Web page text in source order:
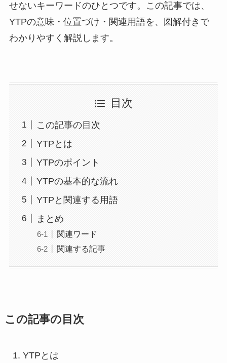
せないキーワードのひとつです。この記事では、
YTPの意味・位置づけ・関連用語を、図解付きで
わかりやすく解説します。
目次
この記事の目次
YTPとは
YTPのポイント
YTPの基本的な流れ
YTPと関連する用語
まとめ
関連ワード
関連する記事
この記事の目次
YTPとは